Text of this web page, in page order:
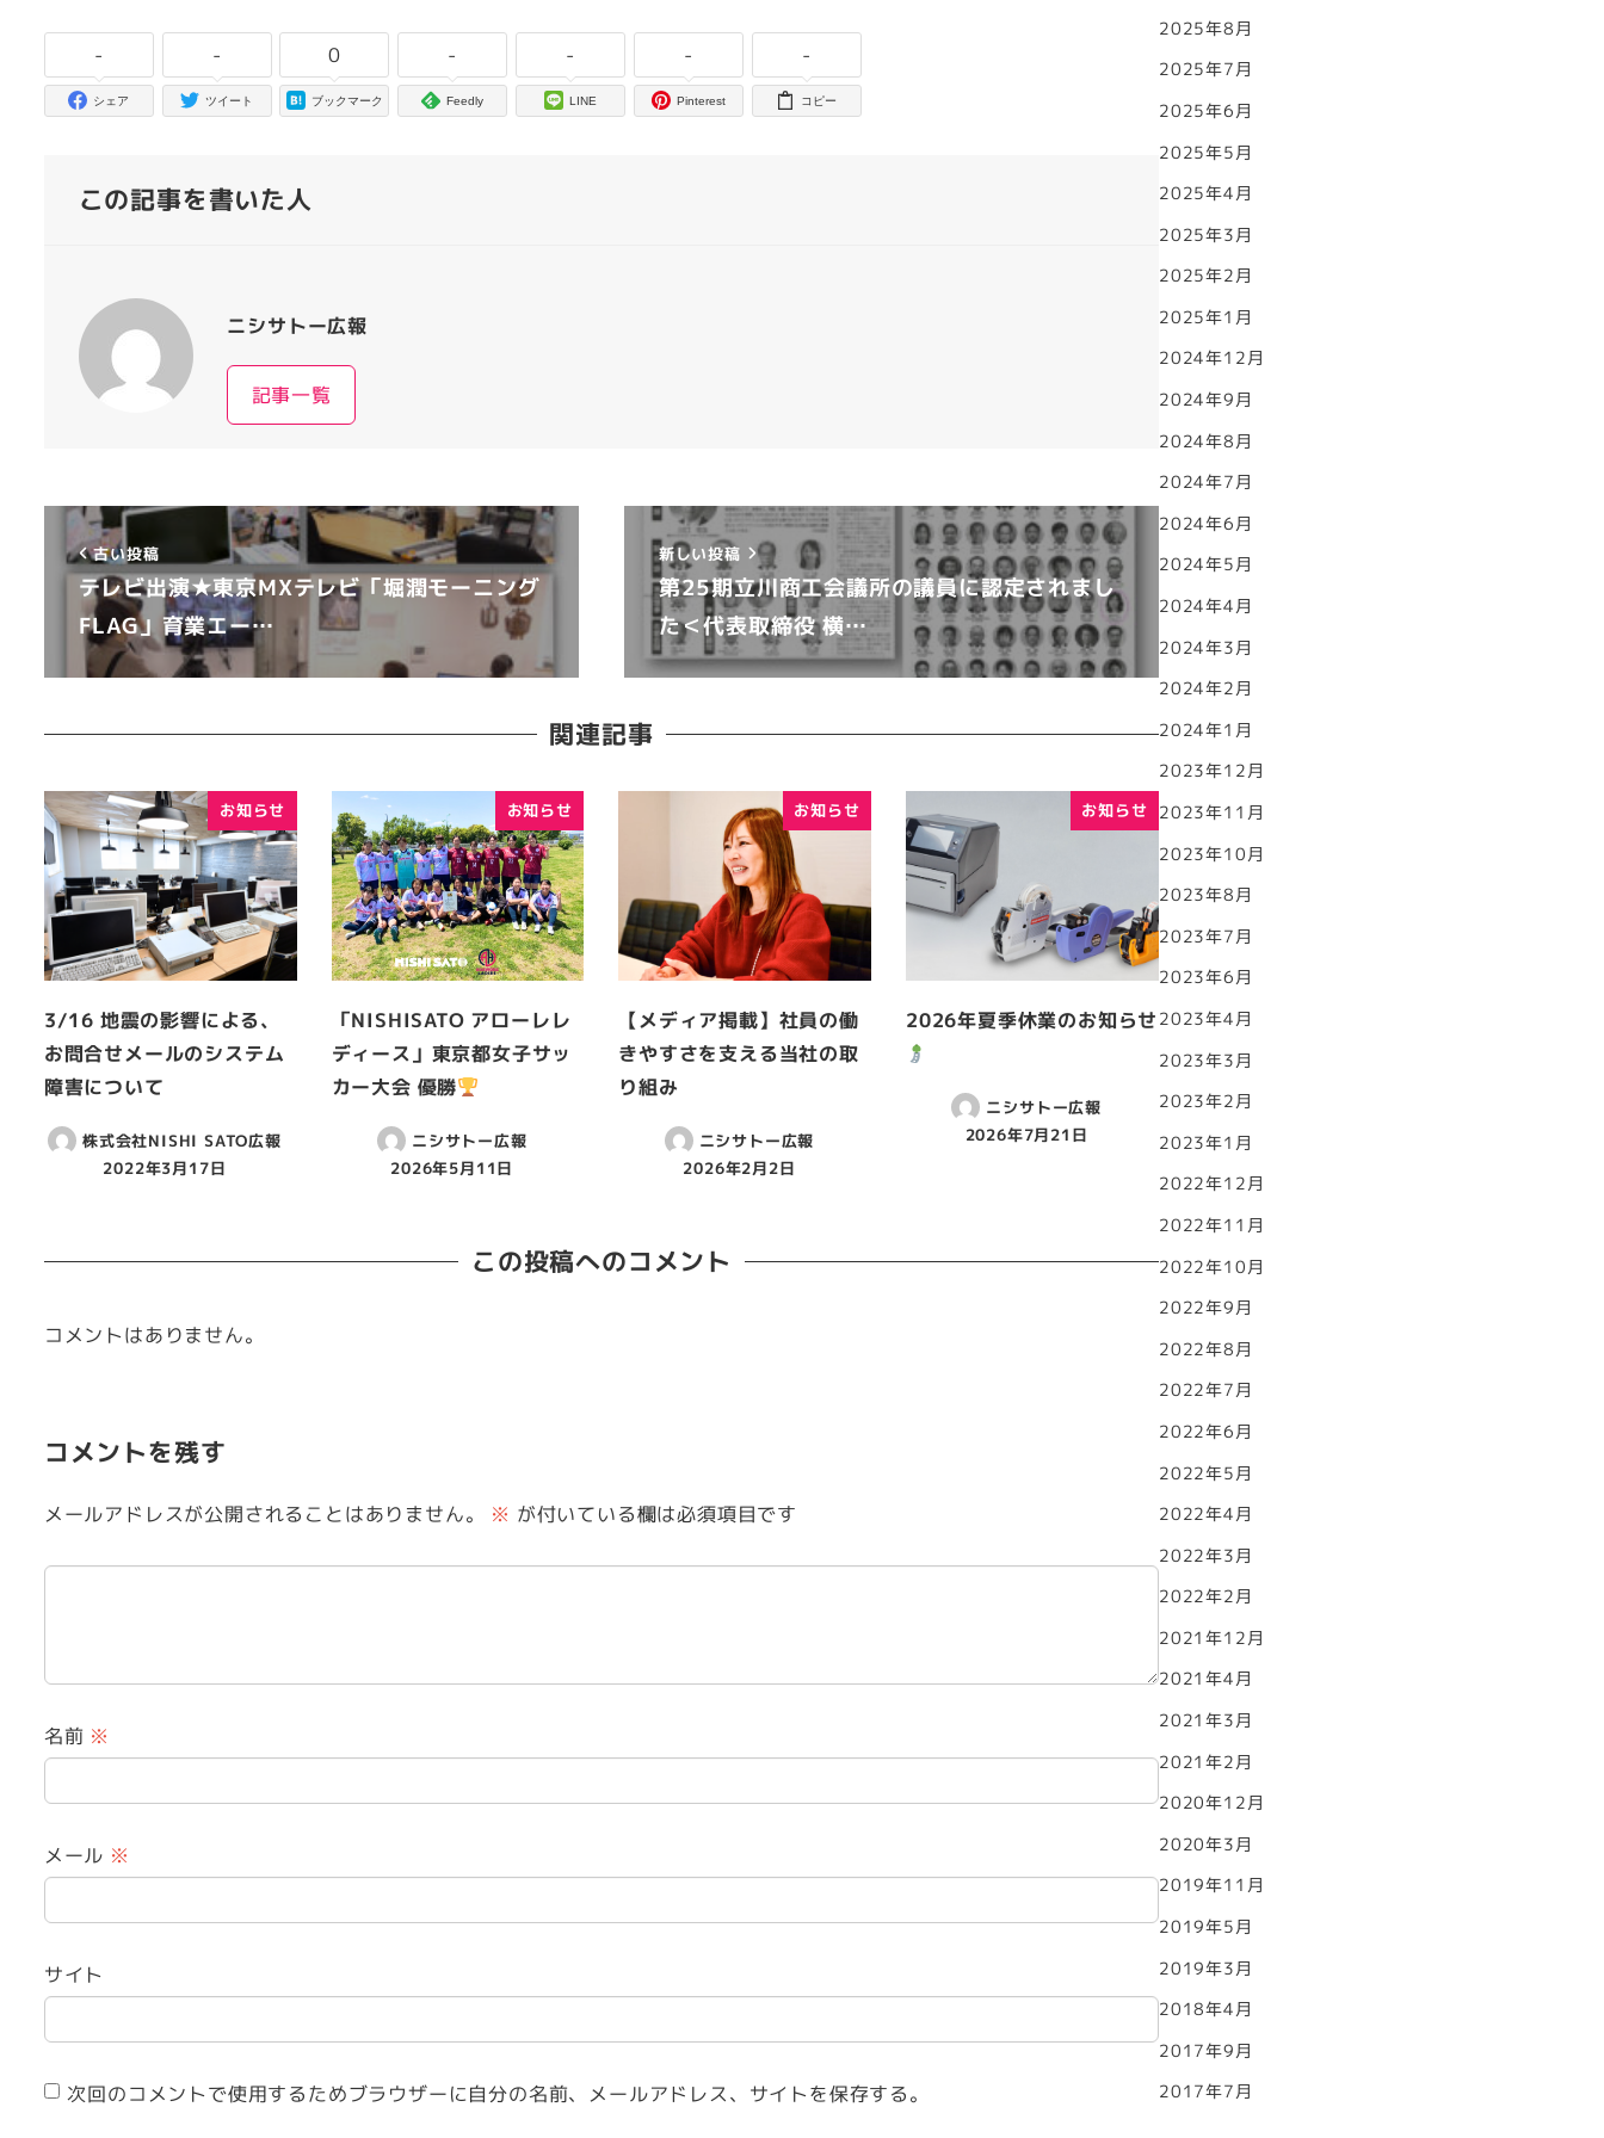
-
シェア
-
ツイート
0
ブックマーク
-
Feedly
-
LINE
-
Pinterest
-
コピー
この記事を書いた人
ニシサトー広報
記事一覧
古い投稿
テレビ出演★東京MXテレビ「堀潤モーニング
FLAG」育業エー…
新しい投稿
第25期立川商工会議所の議員に認定されまし
た＜代表取締役 横…
関連記事
お知らせ
3/16 地震の影響による、
お問合せメールのシステム
障害について
株式会社NISHI SATO広報
2022年3月17日
お知らせ
「NISHISATO アローレレ
ディース」東京都女子サッ
カー大会 優勝
ニシサトー広報
2026年5月11日
お知らせ
【メディア掲載】社員の働
きやすさを支える当社の取
り組み
ニシサトー広報
2026年2月2日
お知らせ
2026年夏季休業のお知らせ
ニシサトー広報
2026年7月21日
この投稿へのコメント
コメントはありません。
コメントを残す
メールアドレスが公開されることはありません。 ※ が付いている欄は必須項目です
名前 ※
メール ※
サイト
次回のコメントで使用するためブラウザーに自分の名前、メールアドレス、サイトを保存する。
2025年8月
2025年7月
2025年6月
2025年5月
2025年4月
2025年3月
2025年2月
2025年1月
2024年12月
2024年9月
2024年8月
2024年7月
2024年6月
2024年5月
2024年4月
2024年3月
2024年2月
2024年1月
2023年12月
2023年11月
2023年10月
2023年8月
2023年7月
2023年6月
2023年4月
2023年3月
2023年2月
2023年1月
2022年12月
2022年11月
2022年10月
2022年9月
2022年8月
2022年7月
2022年6月
2022年5月
2022年4月
2022年3月
2022年2月
2021年12月
2021年4月
2021年3月
2021年2月
2020年12月
2020年3月
2019年11月
2019年5月
2019年3月
2018年4月
2017年9月
2017年7月